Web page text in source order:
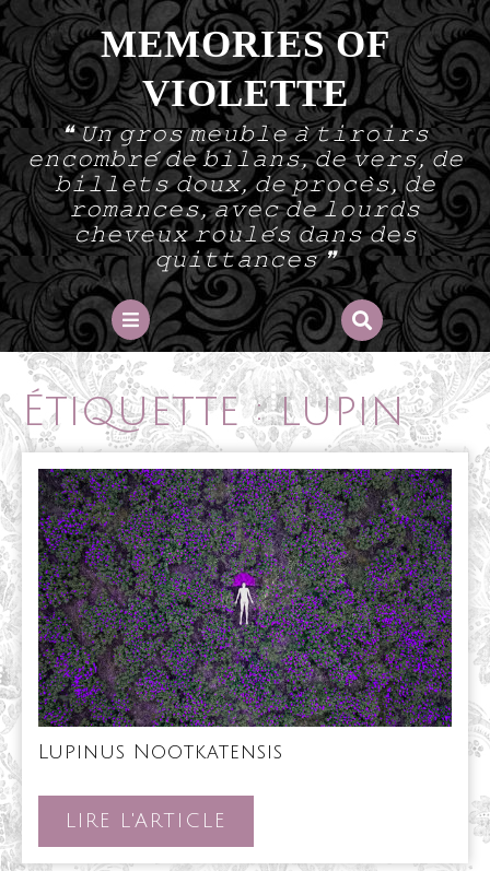
Skip
to
content
MEMORIES OF
VIOLETTE
❝ 𝚄𝚗 𝚐𝚛𝚘𝚜 𝚖𝚎𝚞𝚋𝚕𝚎 𝚊̀ 𝚝𝚒𝚛𝚘𝚒𝚛𝚜
𝚎𝚗𝚌𝚘𝚖𝚋𝚛𝚎́ 𝚍𝚎 𝚋𝚒𝚕𝚊𝚗𝚜, 𝚍𝚎 𝚟𝚎𝚛𝚜, 𝚍𝚎
𝚋𝚒𝚕𝚕𝚎𝚝𝚜 𝚍𝚘𝚞𝚡, 𝚍𝚎 𝚙𝚛𝚘𝚌𝚎̀𝚜, 𝚍𝚎
𝚛𝚘𝚖𝚊𝚗𝚌𝚎𝚜, 𝚊𝚟𝚎𝚌 𝚍𝚎 𝚕𝚘𝚞𝚛𝚍𝚜
𝚌𝚑𝚎𝚟𝚎𝚞𝚡 𝚛𝚘𝚞𝚕𝚎́𝚜 𝚍𝚊𝚗𝚜 𝚍𝚎𝚜
𝚚𝚞𝚒𝚝𝚝𝚊𝚗𝚌𝚎𝚜 ❞
Open
Button
Étiquette :lupin
Lupinus Nootkatensis
LIRE L'ARTICLE
L'ARTICLE